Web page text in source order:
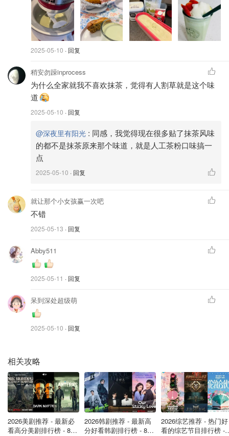
$8.60 $14.55 购买
粗陶肌理叠着抹茶釉色渐变，手工捏塑的不规则杯身设计，
为杯子整体带来一点木质的风格，用它泡上一杯DIY的抹茶
拿铁，好像置身森林绿地间~~
NEST Fragrances 抹茶青柠香薰蜡烛
NEST Fragrances 抹茶青柠香薰蜡烛
$89.95
Walmart
购买
2025-05-10 · 回复
稍安勿躁inprocess
为什么全家就我不喜欢抹茶，觉得有人割草就是这个味
道
2025-05-10 · 回复
@深夜里有阳光 : 同感，我觉得现在很多贴了抹茶风味
的都不是抹茶原来那个味道，就是人工茶粉口味搞一
点
2025-05-10 · 回复
就让那个小女孩赢一次吧
不错
2025-05-13 · 回复
Abby511
2025-05-11 · 回复
呆到深处超级萌
2025-05-10 · 回复
相关攻略
2026美剧推荐 - 最新必
看高分美剧排行榜 - 8月
2026韩剧推荐 - 最新高
分好看韩剧排行榜 - 8月
2026综艺推荐 - 热门好
看的综艺节目排行榜 -